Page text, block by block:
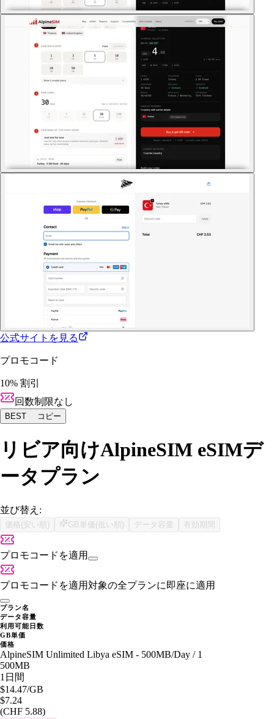
公式サイトを見る
プロモコード
10% 割引
回数制限なし
BEST コピー
リビア向けAlpineSIM eSIMデ
ータプラン
並び替え:
価格(安い順) GB単価(低い順) データ容量 有効期間
プロモコードを適用
プロモコードを適用対象の全プランに即座に適用
プラン名
データ容量
利用可能日数
GB単価
価格
AlpineSIM Unlimited Libya eSIM - 500MB/Day / 1
500MB
1日間
$14.47/GB
$7.24
(CHF 5.88)